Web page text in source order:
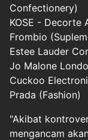
Confectionery)
KOSE - Decorte
Frombio
Estee Lauder
Jo Malone
Cuckoo
Prada (Fashion)
"Akibat
mengancam